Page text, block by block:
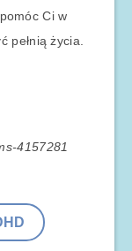
Ci w
pełnią życia.
4157281